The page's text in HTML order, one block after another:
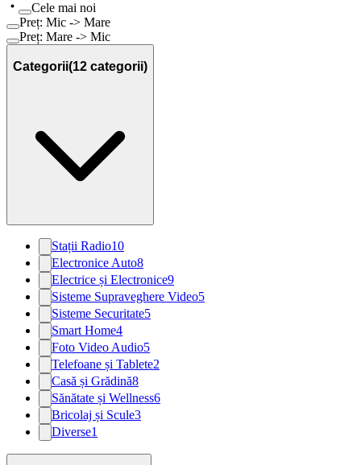
Cele mai noi
Preț: Mic -> Mare
Preț: Mare -> Mic
Categorii(12 categorii)
Stații Radio10
Electronice Auto8
Electrice și Electronice9
Sisteme Supraveghere Video5
Sisteme Securitate5
Smart Home4
Foto Video Audio5
Telefoane și Tablete2
Casă și Grădină8
Sănătate și Wellness6
Bricolaj și Scule3
Diverse1